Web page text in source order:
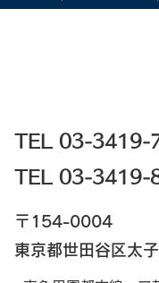
TEL 03-3419-
TEL 03-3419-
〒154-0004
東京都世田谷区太